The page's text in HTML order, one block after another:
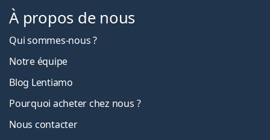
À propos de nous
Qui sommes-nous ?
Notre équipe
Blog Lentiamo
Pourquoi acheter chez nous ?
Nous contacter